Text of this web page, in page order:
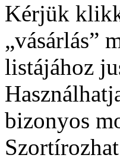
Kérjük
„vásárlás”
listájához
bizonyos